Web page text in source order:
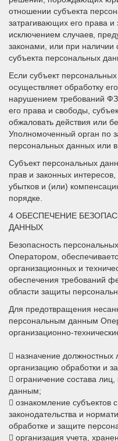
отношении субъекта
затрагивающих его права
исключением случаев,
законами, или при
субъекта персональных
Если субъект
осуществляет обработку
нарушением требований
его права и свободы,
обжаловать действия или
Уполномоченный орган по
персональных данных или
Субъект персональных
прав и законных
убытков и (или)
порядке.
4 ОБЕСПЕЧЕНИЕ
ДАННЫХ
Безопасность
Оператором,
организационных и
обеспечения требований
области защиты
Для предотвращения
персональным данным
организационно-
 назначение должностных
организацию обработки и
 ограничение состава
данным;
 ознакомление субъектов
законодательства и
обработке и защите
 организация учета,